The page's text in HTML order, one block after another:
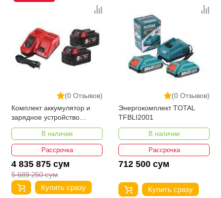
(0 Отзывов)
Комплект аккумулятор и
зарядное устройство
MILWAUKEE M18 NRG-502
В наличии
Рассрочка
4 835 875 сум
5 689 250 сум
Купить сразу
(0 Отзывов)
Энергокомплект TOTAL
TFBLI2001
В наличии
Рассрочка
712 500 сум
Купить сразу